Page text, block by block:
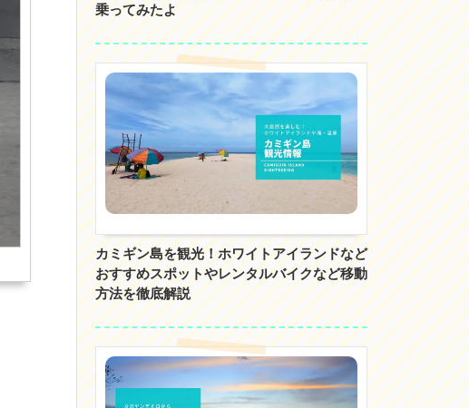
乗ってみたよ
カミギン島を観光！ホワイトアイランドなど
おすすめスポットやレンタルバイクなど移動
方法を徹底解説